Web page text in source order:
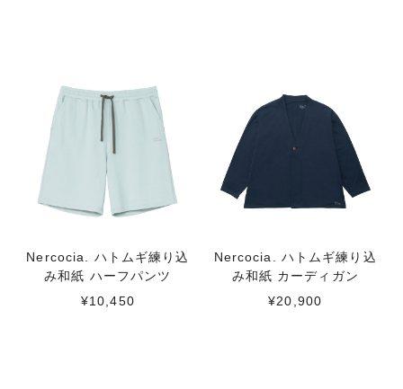
Nercocia. ハトムギ練り込
み和紙 ハーフパンツ
¥10,450
Nercocia. ハトムギ練り込
み和紙 カーディガン
¥20,900